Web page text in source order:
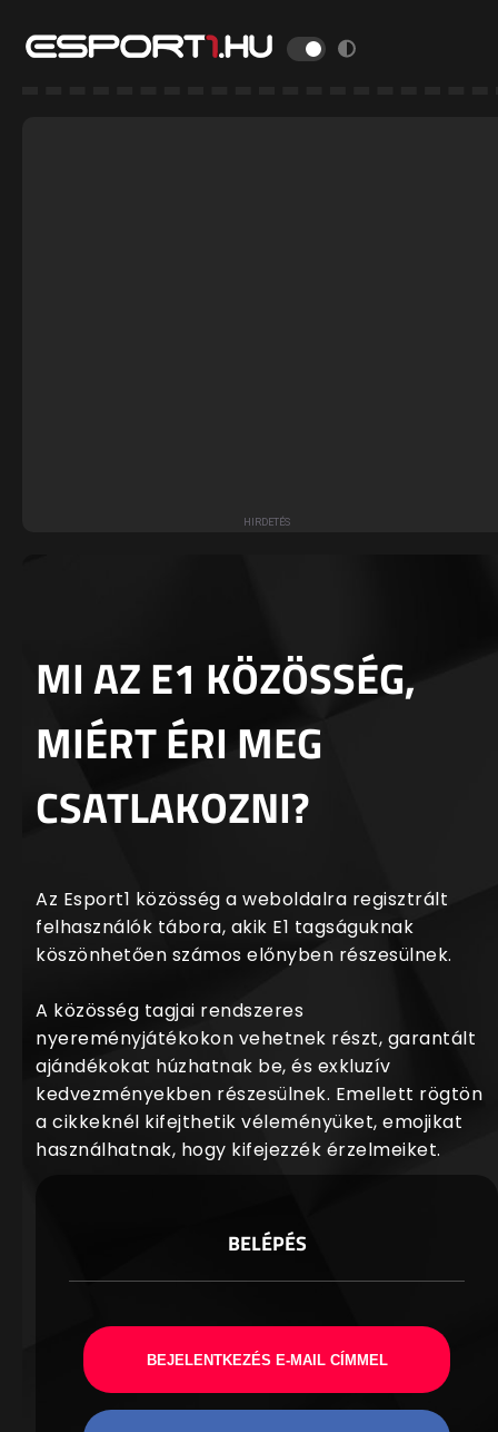
MI AZ E1 KÖZÖSSÉG,
MIÉRT ÉRI MEG
CSATLAKOZNI?
Az Esport1 közösség a weboldalra regisztrált
felhasználók tábora, akik E1 tagságuknak
köszönhetően számos előnyben részesülnek.
A közösség tagjai rendszeres
nyereményjátékokon vehetnek részt, garantált
ajándékokat húzhatnak be, és exkluzív
kedvezményekben részesülnek. Emellett rögtön
a cikkeknél kifejthetik véleményüket, emojikat
használhatnak, hogy kifejezzék érzelmeiket.
BELÉPÉS
BEJELENTKEZÉS E-MAIL CÍMMEL